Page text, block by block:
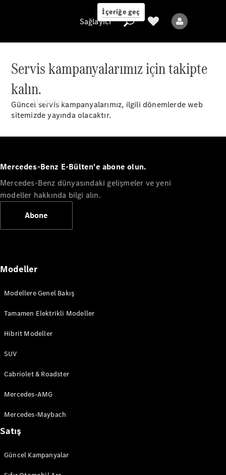
İçeriğe geç
Sağlayıcı
Modeller
Tüm Modeller
Yeni Modeller
Elektrikli modeller
Plug-in Hibrit modeller
Tüm Sedan
C-
EQE
S-Serisi
Sağlayıcı
Servis kampanyalarımız için takipte
kalın.
Güncel servis kampanyalarımız, ilgili dönemlerde web
sitemizde yayında olacaktır.
Mercedes-Benz E-Bülten'e abone olun.
Mercedes-Benz dünyasındaki gelişmeler ve yeni
modeller hakkında bilgi alın.
Abone
Modeller
Modellere Genel Bakış
Tamamen Elektrikli Modeller
Hibrit Modeller
SUV
Cabriolet & Roadster
Mercedes-AMG
Mercedes-Maybach
Satış
Güncel Kampanyalar